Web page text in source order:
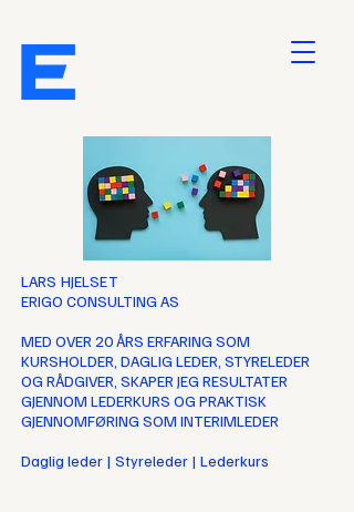
LARS HJELSET
ERIGO CONSULTING AS
MED OVER 20 ÅRS ERFARING SOM
KURSHOLDER, DAGLIG LEDER, STYRELEDER
OG RÅDGIVER, SKAPER JEG RESULTATER
GJENNOM LEDERKURS OG PRAKTISK
GJENNOMFØRING SOM INTERIMLEDER
Daglig leder | Styreleder | Lederkurs